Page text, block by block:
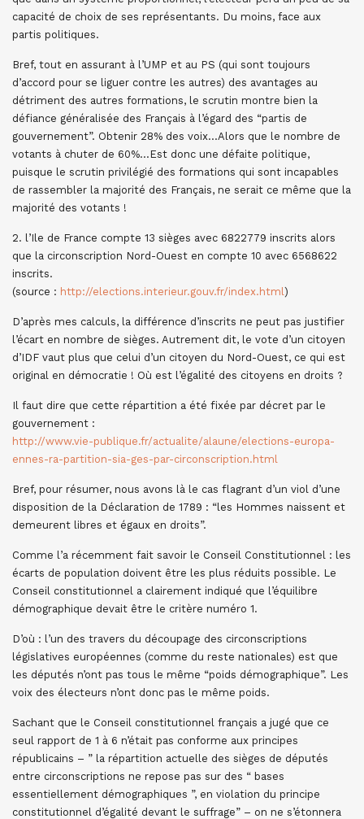
capacité de choix de ses représentants. Du moins, face aux
partis politiques.
Bref, tout en assurant à l’UMP et au PS (qui sont toujours
d’accord pour se liguer contre les autres) des avantages au
détriment des autres formations, le scrutin montre bien la
défiance généralisée des Français à l’égard des “partis de
gouvernement”. Obtenir 28% des voix…Alors que le nombre de
votants à chuter de 60%…Est donc une défaite politique,
puisque le scrutin privilégié des formations qui sont incapables
de rassembler la majorité des Français, ne serait ce même que la
majorité des votants !
2. l’Ile de France compte 13 sièges avec 6822779 inscrits alors
que la circonscription Nord-Ouest en compte 10 avec 6568622
inscrits.
(source : http://elections.interieur.gouv.fr/index.html)
D’après mes calculs, la différence d’inscrits ne peut pas justifier
l’écart en nombre de sièges. Autrement dit, le vote d’un citoyen
d’IDF vaut plus que celui d’un citoyen du Nord-Ouest, ce qui est
original en démocratie ! Où est l’égalité des citoyens en droits ?
Il faut dire que cette répartition a été fixée par décret par le
gouvernement :
http://www.vie-publique.fr/actualite/alaune/elections-europa-
ennes-ra-partition-sia-ges-par-circonscription.html
Bref, pour résumer, nous avons là le cas flagrant d’un viol d’une
disposition de la Déclaration de 1789 : “les Hommes naissent et
demeurent libres et égaux en droits”.
Comme l’a récemment fait savoir le Conseil Constitutionnel : les
écarts de population doivent être les plus réduits possible. Le
Conseil constitutionnel a clairement indiqué que l’équilibre
démographique devait être le critère numéro 1.
D’où : l’un des travers du découpage des circonscriptions
législatives européennes (comme du reste nationales) est que
les députés n’ont pas tous le même “poids démographique”. Les
voix des électeurs n’ont donc pas le même poids.
Sachant que le Conseil constitutionnel français a jugé que ce
seul rapport de 1 à 6 n’était pas conforme aux principes
républicains – ” la répartition actuelle des sièges de députés
entre circonscriptions ne repose pas sur des “ bases
essentiellement démographiques ”, en violation du principe
constitutionnel d’égalité devant le suffrage” – on ne s’étonnera